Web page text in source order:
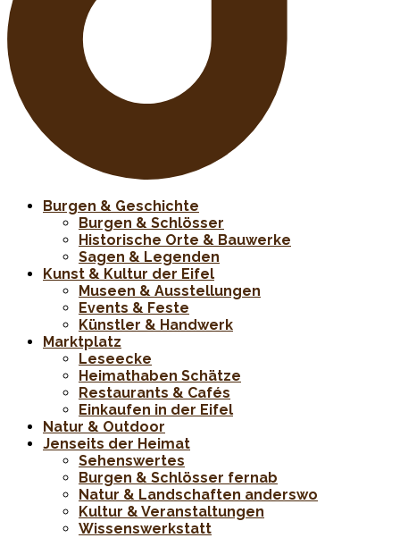
Burgen & Geschichte
Burgen & Schlösser
Historische Orte & Bauwerke
Sagen & Legenden
Kunst & Kultur der Eifel
Museen & Ausstellungen
Events & Feste
Künstler & Handwerk
Marktplatz
Leseecke
Heimathaben Schätze
Restaurants & Cafés
Einkaufen in der Eifel
Natur & Outdoor
Jenseits der Heimat
Sehenswertes
Burgen & Schlösser fernab
Natur & Landschaften anderswo
Kultur & Veranstaltungen
Wissenswerkstatt